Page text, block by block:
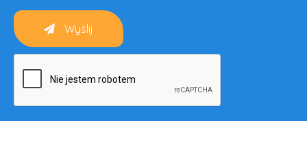
Wyślij